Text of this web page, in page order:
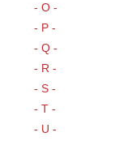
- O -
- P -
- Q -
- R -
- S -
- T -
- U -